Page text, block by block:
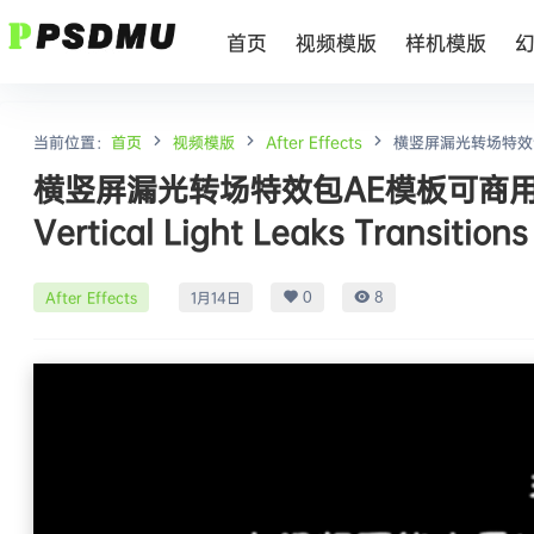
首页 视频模版 样机模版
当前位置： 首页 视频模版 After Effects
横竖屏漏光转场特
横竖屏漏光转场特效包AE模板可
Vertical Light Leaks Transitions
After Effects 1月14日 0 8